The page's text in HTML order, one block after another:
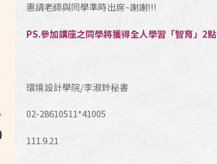
惠請老師與同學準時出席~謝謝!!!
PS.參加講座之同學將獲得全人學習「智育」2點
環境設計學院/李淑鈴秘書
02-28610511*41005
111.9.21